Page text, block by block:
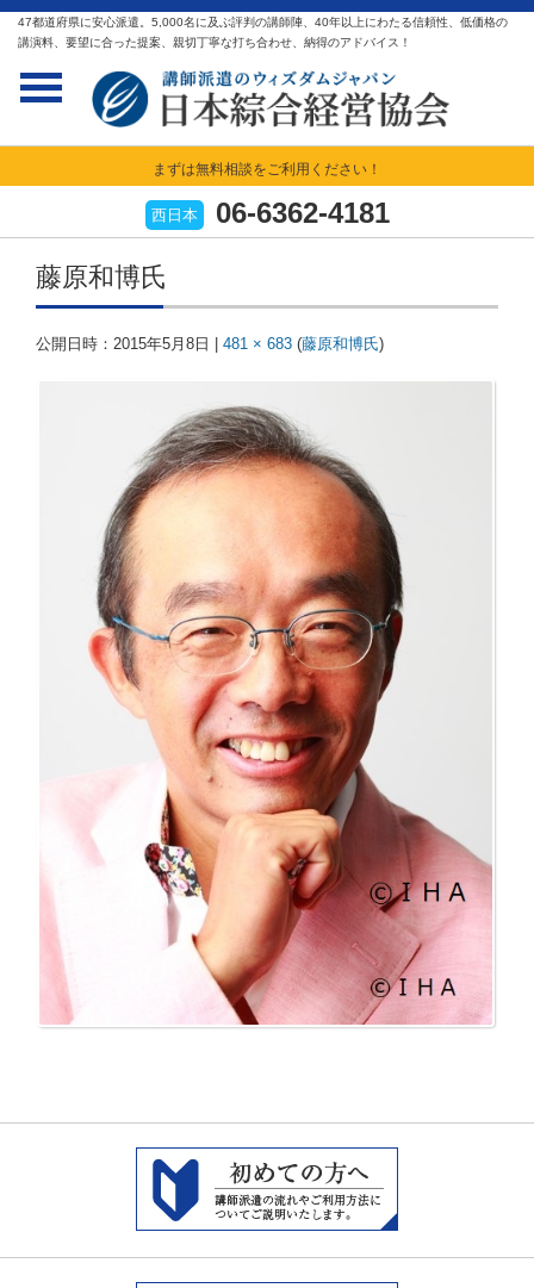
47都道府県に安心派遣。5,000名に及ぶ評判の講師陣、40年以上にわたる信頼性、低価格の
講演料、要望に合った提案、親切丁寧な打ち合わせ、納得のアドバイス！
まずは無料相談をご利用ください！
西日本 06-6362-4181
藤原和博氏
公開日時： 2015年5月8日 481 × 683 (藤原和博氏)